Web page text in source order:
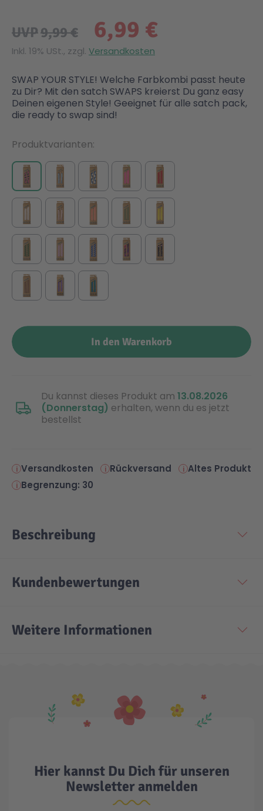
6,99 €
UVP9,99 €
Inkl. 19% USt., zzgl. Versandkosten
SWAP YOUR STYLE! Welche Farbkombi passt heute
zu Dir? Mit den satch SWAPS kreierst Du ganz easy
Deinen eigenen Style! Geeignet für alle satch pack,
die ready to swap sind!
In den Warenkorb
Du kannst dieses Produkt am 13.08.2026
(Donnerstag) erhalten, wenn du es jetzt
bestellst
Produktvarianten
Versandkosten Rückversand
Altes Produkt
Begrenzung: 30
Beschreibung
Kundenbewertungen
Weitere Informationen
Hier kannst Du Dich für unseren
Newsletter anmelden